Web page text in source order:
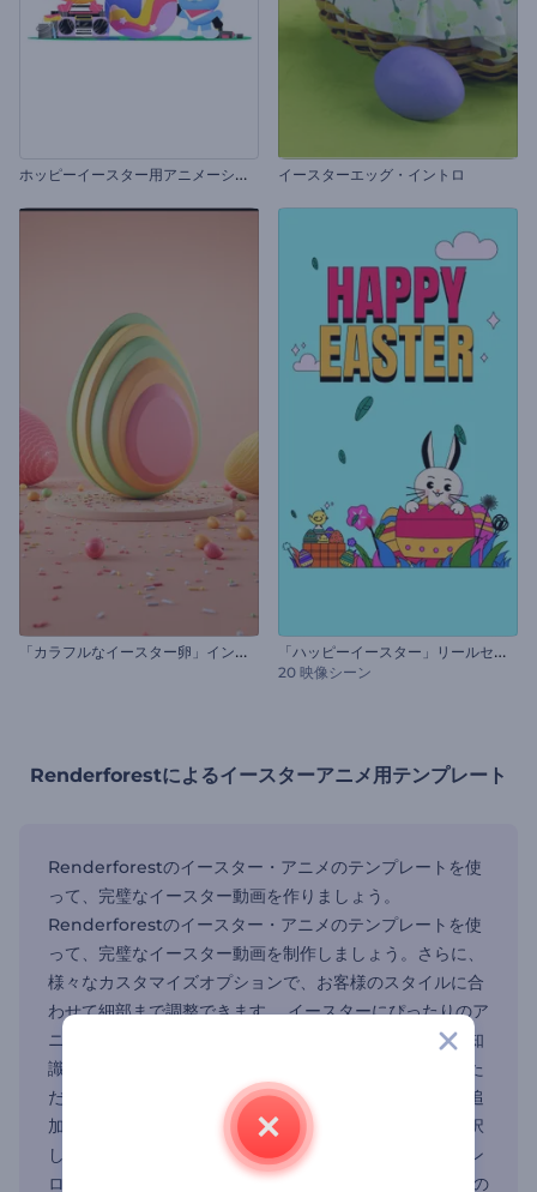
ホ
ッピーイースター用アニメーション イースターエッグ・イントロ
「
カラフルなイースター卵」イントロ動画 「
ハッピーイースター」リールセット
20 映像シーン
Renderforestによるイースターアニメ用テンプレート
Renderforestのイースター・アニメのテンプレートを使
って、完璧なイースター動画を作りましょう。
Renderforestのイースター・アニメのテンプレートを使
って、完璧なイースター動画を制作しましょう。さらに、
様々なカスタマイズオプションで、お客様のスタイルに合
わせて細部まで調整できます。 イースターにぴったりのア
ニメーションビデオを作成するのは簡単で、編集の専門知
識も必要ありません。まずは動画テンプレートをご覧いた
だき、用途に合ったものをお選びください。テキストを追
加し、画像をアップロードし、オーディオファイルを選択
して作品を完成させましょう。動画が完成したら、ダウン
ロードするか、視聴者と共有するだけです。 イースターの